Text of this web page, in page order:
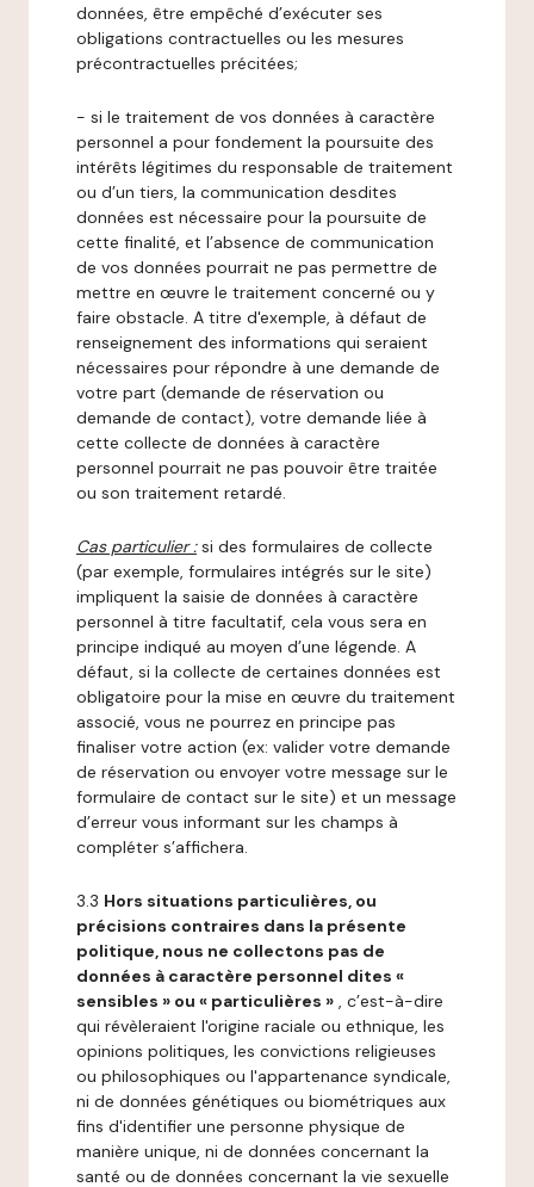
données, être empêché d’exécuter ses
obligations contractuelles ou les mesures
précontractuelles précitées;
- si le traitement de vos données à caractère
personnel a pour fondement la poursuite des
intérêts légitimes du responsable de traitement
ou d’un tiers, la communication desdites
données est nécessaire pour la poursuite de
cette finalité, et l’absence de communication
de vos données pourrait ne pas permettre de
mettre en œuvre le traitement concerné ou y
faire obstacle. A titre d'exemple, à défaut de
renseignement des informations qui seraient
nécessaires pour répondre à une demande de
votre part (demande de réservation ou
demande de contact), votre demande liée à
cette collecte de données à caractère
personnel pourrait ne pas pouvoir être traitée
ou son traitement retardé.
Cas particulier : si des formulaires de collecte
(par exemple, formulaires intégrés sur le site)
impliquent la saisie de données à caractère
personnel à titre facultatif, cela vous sera en
principe indiqué au moyen d’une légende. A
défaut, si la collecte de certaines données est
obligatoire pour la mise en œuvre du traitement
associé, vous ne pourrez en principe pas
finaliser votre action (ex: valider votre demande
de réservation ou envoyer votre message sur le
formulaire de contact sur le site) et un message
d’erreur vous informant sur les champs à
compléter s’affichera.
3.3 Hors situations particulières, ou
précisions contraires dans la présente
politique, nous ne collectons pas de
données à caractère personnel dites «
sensibles » ou « particulières » , c’est-à-dire
qui révèleraient l'origine raciale ou ethnique, les
opinions politiques, les convictions religieuses
ou philosophiques ou l'appartenance syndicale,
ni de données génétiques ou biométriques aux
fins d'identifier une personne physique de
manière unique, ni de données concernant la
santé ou de données concernant la vie sexuelle